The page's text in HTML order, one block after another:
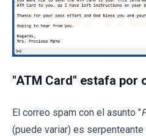
"ATM Card" estafa por
El correo spam con el asunto "
(puede variar) es